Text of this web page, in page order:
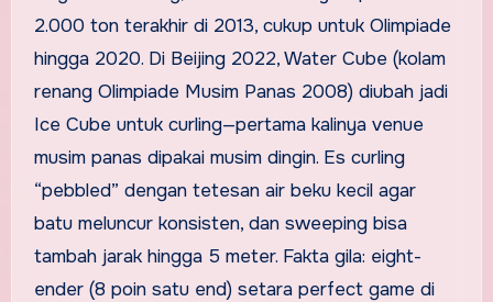
2.000 ton terakhir di 2013, cukup untuk Olimpiade
hingga 2020. Di Beijing 2022, Water Cube (kolam
renang Olimpiade Musim Panas 2008) diubah jadi
Ice Cube untuk curling—pertama kalinya venue
musim panas dipakai musim dingin. Es curling
“pebbled” dengan tetesan air beku kecil agar
batu meluncur konsisten, dan sweeping bisa
tambah jarak hingga 5 meter. Fakta gila: eight-
ender (8 poin satu end) setara perfect game di